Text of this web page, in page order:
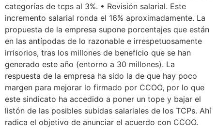
categorías de tcps al 3%. • Revisión salarial. Este
incremento salarial ronda el 16% aproximadamente. La
propuesta de la empresa supone porcentajes que están
en las antípodas de lo razonable e irrespetuosamente
irrisorios, tras los millones de beneficio que se han
generado este año (entorno a 30 millones). La
respuesta de la empresa ha sido la de que hay poco
margen para mejorar lo firmado por CCOO, por lo que
este sindicato ha accedido a poner un tope y bajar el
listón de las posibles subidas salariales de los TCPs. Ahí
radica el objetivo de anunciar el acuerdo con CCOO.